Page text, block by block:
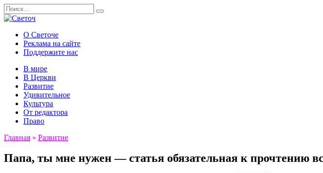
Перейти
к
Search
for:
О Светоче
Реклама на сайте
Поддержите нас
В мире
В Церкви
Развитие
Удивительное
Культура
От редактора
Право
Главная » Развитие
Папа, ты мне нужен — статья обязательная к прочтению